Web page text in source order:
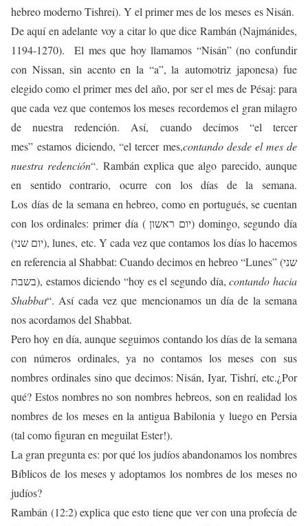
hebreo moderno Tishrei). Y el primer mes de los meses es Nisán.
De aquí en adelante voy a citar lo que dice Rambán (Najmánides,
1194-1270). El mes que hoy llamamos “Nisán” (no confundir
con Nissan, sin acento en la “a”, la automotriz japonesa) fue
elegido como el primer mes del año, por ser el mes de Pésaj: para
que cada vez que contemos los meses recordemos el gran milagro
de nuestra redención. Así, cuando decimos “el tercer
mes” estamos diciendo, “el tercer mes,contando desde el mes de
nuestra redención“. Rambán explica que algo parecido, aunque
en sentido contrario, ocurre con los días de la semana.
Los días de la semana en hebreo, como en portugués, se cuentan
con los ordinales: primer día ( יום ראשון) domingo, segundo día
(יום שני), lunes, etc. Y cada vez que contamos los días lo hacemos
en referencia al Shabbat: Cuando decimos en hebreo “Lunes” (שני
בשבת), estamos diciendo “hoy es el segundo día,contando hacia
Shabbat“. Así cada vez que mencionamos un día de la semana
nos acordamos del Shabbat.
Pero hoy en día, aunque seguimos contando los días de la semana
con números ordinales, ya no contamos los meses con sus
nombres ordinales sino que decimos: Nisán, Iyar, Tishrí, etc.¿Por
qué? Estos nombres no son nombres hebreos, son en realidad los
nombres de los meses en la antigua Babilonia y luego en Persia
(tal como figuran en meguilat Ester!).
La gran pregunta es: por qué los judíos abandonamos los nombres
Bíblicos de los meses y adoptamos los nombres de los meses no
judíos?
Rambán (12:2) explica que esto tiene que ver con una profecía de